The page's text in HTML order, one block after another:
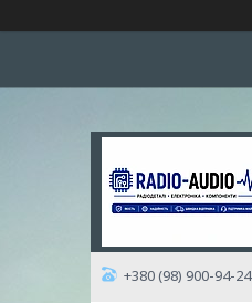
+380 (98) 900-94-24